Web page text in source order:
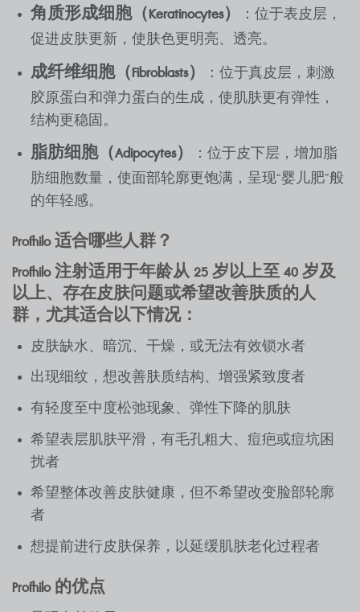
角质形成细胞（Keratinocytes）
：位于表皮层，
促进皮肤更新，使肤色更明亮、透亮。
成纤维细胞（Fibroblasts）
：位于真皮层，刺激
胶原蛋白和弹力蛋白的生成，使肌肤更有弹性，
结构更稳固。
脂肪细胞（Adipocytes）
：位于皮下层，增加脂
肪细胞数量，使面部轮廓更饱满，呈现“婴儿肥”般
的年轻感。
Profhilo 适合哪些人群？
Profhilo 注射适用于年龄从 25 岁以上至 40 岁及
以上、存在皮肤问题或希望改善肤质的人
群，尤其适合以下情况：
皮肤缺水、暗沉、干燥，或无法有效锁水者
出现细纹，想改善肤质结构、增强紧致度者
有轻度至中度松弛现象、弹性下降的肌肤
希望表层肌肤平滑，有毛孔粗大、痘疤或痘坑困
扰者
希望整体改善皮肤健康，但不希望改变脸部轮廓
者
想提前进行皮肤保养，以延缓肌肤老化过程者
Profhilo 的优点